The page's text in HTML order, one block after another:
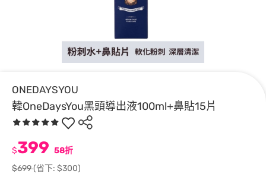
ONEDAYSYOU
韓OneDaysYou黑頭導出液100ml+鼻貼15片
$399 58折
$699(省下: $300)